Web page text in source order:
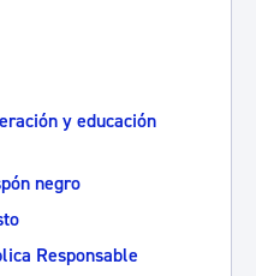
y educación
negro
Responsable